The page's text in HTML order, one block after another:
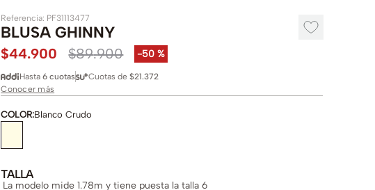
Referencia: PF31113477
BLUSA GHINNY
$44.900 $89.900 -50 %
Hasta6 cuotas Cuotas de$21.372
Conocer más
COLOR:Blanco Crudo
TALLA
La modelo mide 1.78m y tiene puesta la talla 6